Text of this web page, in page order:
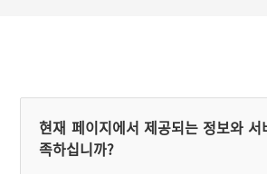
은 음
도에
해녀의
현재 페이지에서 제공되는 정보와
족하십니까?